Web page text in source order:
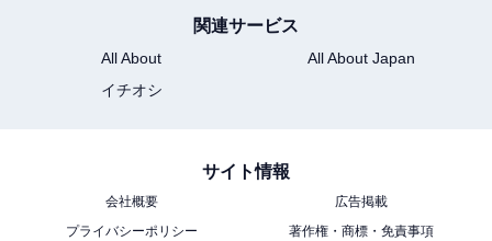
（26.4％）。文理別、男女別でも1位を獲得しており、平
均回答率は25％を超えています。
関連サービス
All About
All About Japan
イチオシ
サイト情報
会社概要
広告掲載
プライバシーポリシー
著作権・商標・免責事項